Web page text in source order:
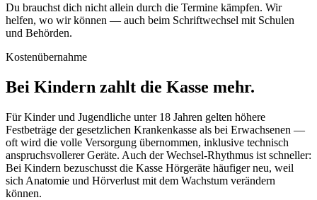
Du brauchst dich nicht allein durch die Termine kämpfen. Wir
helfen, wo wir können — auch beim Schriftwechsel mit Schulen
und Behörden.
Kostenübernahme
Bei Kindern zahlt die Kasse mehr.
Für Kinder und Jugendliche unter 18 Jahren gelten höhere
Festbeträge der gesetzlichen Krankenkasse als bei Erwachsenen —
oft wird die volle Versorgung übernommen, inklusive technisch
anspruchsvollerer Geräte. Auch der Wechsel-Rhythmus ist schneller:
Bei Kindern bezuschusst die Kasse Hörgeräte häufiger neu, weil
sich Anatomie und Hörverlust mit dem Wachstum verändern
können.